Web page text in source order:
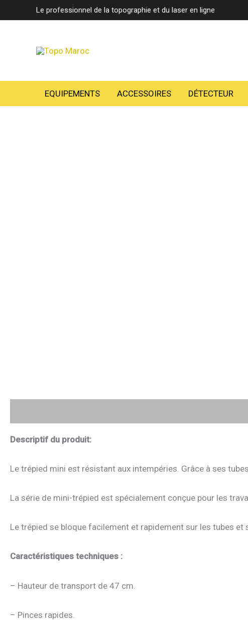
au
Le professionnel de la topographie et du laser en ligne
EQUIPEMENTS ACCESSOIRES DÉTECTEUR
Descriptif du produit:
Le trépied mini est résistant aux intempéries. Grâce à ses
La série de mini-trépied est spécialement conçue pour les
Le trépied se bloque facilement et rapidement sur les tubes
Caractéristiques techniques :
– Hauteur de transport de 47 cm.
– Pinces rapides.